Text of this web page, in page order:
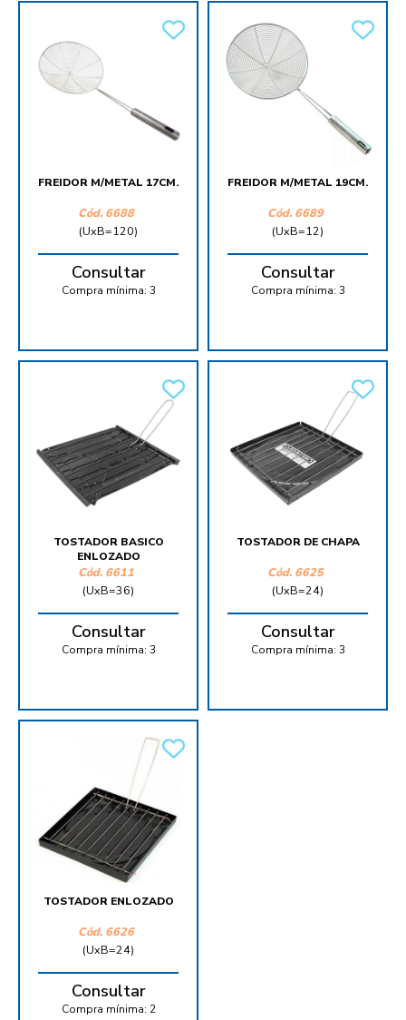
FREIDOR M/METAL 17CM.
Cód. 6688
(UxB=120)
Consultar
Compra mínima: 3
FREIDOR M/METAL 19CM.
Cód. 6689
(UxB=12)
Consultar
Compra mínima: 3
TOSTADOR BASICO
ENLOZADO
Cód. 6611
(UxB=36)
Consultar
Compra mínima: 3
TOSTADOR DE CHAPA
Cód. 6625
(UxB=24)
Consultar
Compra mínima: 3
TOSTADOR ENLOZADO
Cód. 6626
(UxB=24)
Consultar
Compra mínima: 2